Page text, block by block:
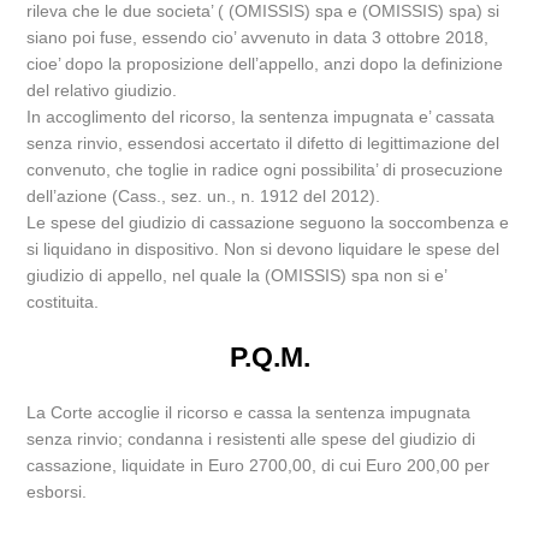
rileva che le due societa’ ( (OMISSIS) spa e (OMISSIS) spa) si
siano poi fuse, essendo cio’ avvenuto in data 3 ottobre 2018,
cioe’ dopo la proposizione dell’appello, anzi dopo la definizione
del relativo giudizio.
In accoglimento del ricorso, la sentenza impugnata e’ cassata
senza rinvio, essendosi accertato il difetto di legittimazione del
convenuto, che toglie in radice ogni possibilita’ di prosecuzione
dell’azione (Cass., sez. un., n. 1912 del 2012).
Le spese del giudizio di cassazione seguono la soccombenza e
si liquidano in dispositivo. Non si devono liquidare le spese del
giudizio di appello, nel quale la (OMISSIS) spa non si e’
costituita.
P.Q.M.
La Corte accoglie il ricorso e cassa la sentenza impugnata
senza rinvio; condanna i resistenti alle spese del giudizio di
cassazione, liquidate in Euro 2700,00, di cui Euro 200,00 per
esborsi.